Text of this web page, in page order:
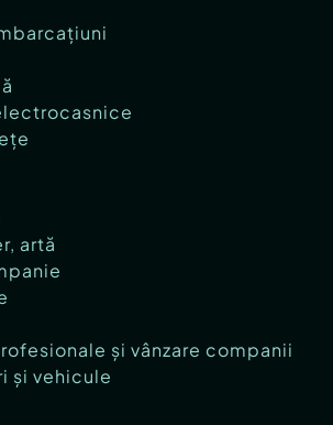
artă
și vânzare companii
și vehicule